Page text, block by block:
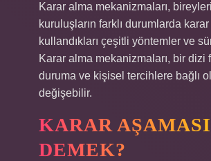
Karar alma mekanizmaları,
kuruluşların farklı durumlarda
kullandıkları çeşitli yöntemler ve
Karar alma mekanizmaları, bir dizi
duruma ve kişisel tercihlere bağlı
değişebilir.
KARAR
DEMEK?